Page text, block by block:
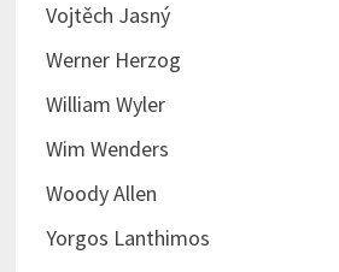
Vojtěch Jasný
Werner Herzog
William Wyler
Wim Wenders
Woody Allen
Yorgos Lanthimos